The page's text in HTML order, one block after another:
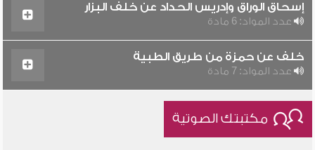
إسحاق الوراق وإدريس الحداد عن خلف البزار
عدد المواد: 6 مادة
خلف عن حمزة من طريق الطبية
عدد المواد: 7 مادة
مكتبتك الصوتية